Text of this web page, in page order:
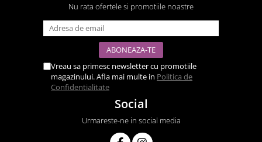
Nu rata ofertele si promotiile noastre
Vreau sa primesc newsletter cu promotiile
magazinului. Afla mai multe in Politica de
Confidentialitate
Social
Urmareste-ne in social media